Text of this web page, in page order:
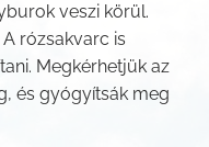
veszi körül.
rózsakvarc is
Megkérhetjük az
és gyógyítsák meg